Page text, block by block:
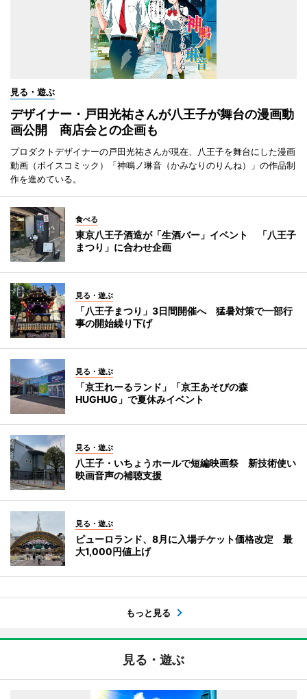
見る・遊ぶ
デザイナー・戸田光祐さんが八王子が舞台の漫画動
画公開 商店会との企画も
プロダクトデザイナーの戸田光祐さんが現在、八王子を舞台にした漫画
動画（ボイスコミック）「神鳴ノ琳音（かみなりのりんね）」の作品制
作を進めている。
食べる
東京八王子酒造が「生酒バー」イベント 「八王子
まつり」に合わせ企画
見る・遊ぶ
「八王子まつり」3日間開催へ 猛暑対策で一部行
事の開始繰り下げ
見る・遊ぶ
「京王れーるランド」「京王あそびの森
HUGHUG」で夏休みイベント
見る・遊ぶ
八王子・いちょうホールで短編映画祭 新技術使い
映画音声の補聴支援
見る・遊ぶ
ピューロランド、8月に入場チケット価格改定 最
大1,000円値上げ
もっと見る
見る・遊ぶ